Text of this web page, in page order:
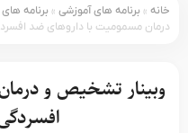
خانه »برنامه های آموزشی »برنامه
درمان مسمومیت با داروهای ضد
وبینار تشخیص و